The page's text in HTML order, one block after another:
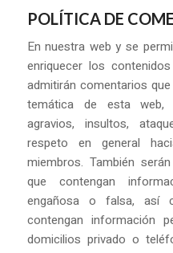
POLÍTICA DE
En nuestra web y se
enriquecer los
admitirán comentarios
temática de esta web,
agravios, insultos,
respeto en general
miembros. También
que contengan
engañosa o falsa, así
contengan información
domicilios privado o